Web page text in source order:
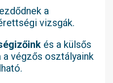
a
vizsgák.
és a külsős
a végzős osztályaink